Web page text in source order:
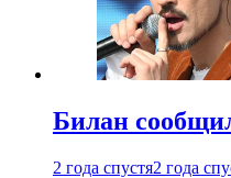
Билан
2 года спустя2 года